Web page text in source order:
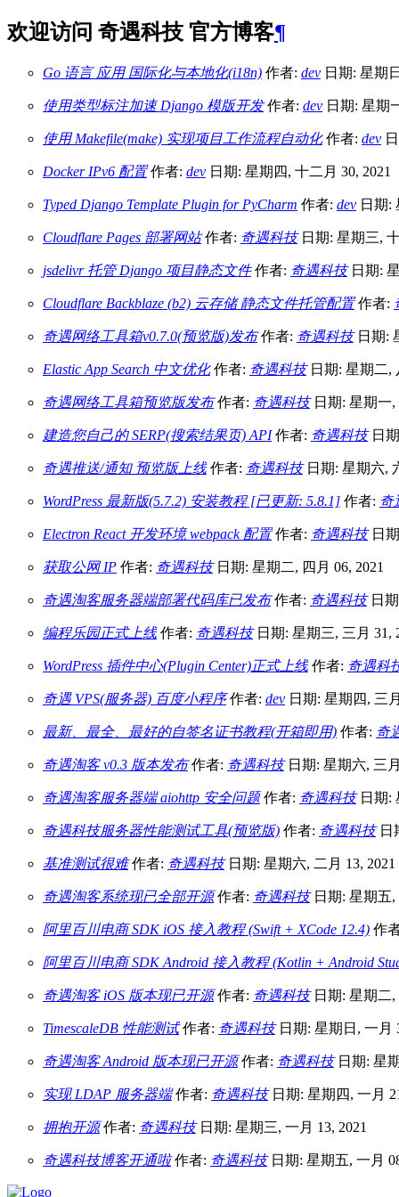
欢迎访问 奇遇科技 官方博客¶
Go 语言 应用 国际化与本地化(i18n) 作者: dev 日期: 星期
使用类型标注加速 Django 模版开发作者: dev 日期: 星期
使用 Makefile(make) 实现项目工作流程自动化作者: dev
Docker IPv6 配置作者: dev 日期: 星期四, 十二月 30, 2021
Typed Django Template Plugin for PyCharm 作者: dev 日期:
Cloudflare Pages 部署网站作者: 奇遇科技日期: 星期三,
jsdelivr 托管 Django 项目静态文件作者: 奇遇科技日期:
Cloudflare Backblaze (b2) 云存储 静态文件托管配置作者:
奇遇网络工具箱v0.7.0(预览版)发布作者: 奇遇科技日期:
Elastic App Search 中文优化作者: 奇遇科技日期: 星期二,
奇遇网络工具箱预览版发布作者: 奇遇科技日期: 星期一,
建造您自己的 SERP(搜索结果页) API作者: 奇遇科技日期
奇遇推送/通知 预览版上线作者: 奇遇科技日期: 星期六,
WordPress 最新版(5.7.2) 安装教程 [已更新: 5.8.1] 作者: 奇
Electron React 开发环境 webpack 配置作者: 奇遇科技日期
获取公网 IP 作者: 奇遇科技日期: 星期二, 四月 06, 2021
奇遇淘客服务器端部署代码库已发布作者: 奇遇科技日期
编程乐园正式上线作者: 奇遇科技日期: 星期三, 三月 31,
WordPress 插件中心(Plugin Center)正式上线作者: 奇遇科
奇遇 VPS(服务器) 百度小程序作者: dev 日期: 星期四, 三
最新、最全、最好的自签名证书教程(开箱即用) 作者: 奇
奇遇淘客 v0.3 版本发布作者: 奇遇科技日期: 星期六, 三
奇遇淘客服务器端 aiohttp 安全问题作者: 奇遇科技日期:
奇遇科技服务器性能测试工具(预览版) 作者: 奇遇科技日
基准测试很难作者: 奇遇科技日期: 星期六, 二月 13, 2021
奇遇淘客系统现已全部开源作者: 奇遇科技日期: 星期五,
阿里百川电商 SDK iOS 接入教程 (Swift + XCode 12.4) 作
阿里百川电商 SDK Android 接入教程 (Kotlin + Android
奇遇淘客 iOS 版本现已开源作者: 奇遇科技日期: 星期二,
TimescaleDB 性能测试作者: 奇遇科技日期: 星期日, 一月
奇遇淘客 Android 版本现已开源作者: 奇遇科技日期: 星
实现 LDAP 服务器端作者: 奇遇科技日期: 星期四, 一月
拥抱开源作者: 奇遇科技日期: 星期三, 一月 13, 2021
奇遇科技博客开通啦作者: 奇遇科技日期: 星期五, 一月